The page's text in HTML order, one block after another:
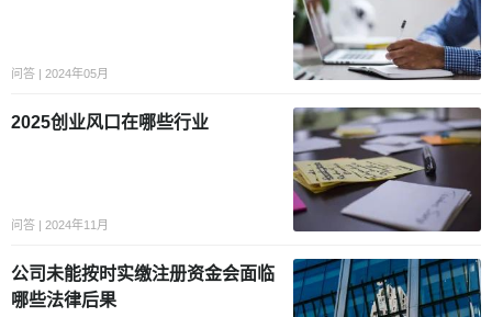
问答 | 2024年05月
2025创业风口在哪些行业
问答 | 2024年11月
公司未能按时实缴注册资金会面临
哪些法律后果